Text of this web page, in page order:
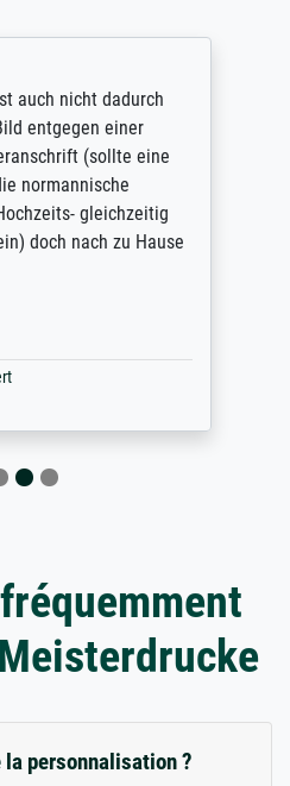
auch nicht dadurch
entgegen einer
(sollte eine
normannische
gleichzeitig
doch nach zu Hause
personnalisation ?